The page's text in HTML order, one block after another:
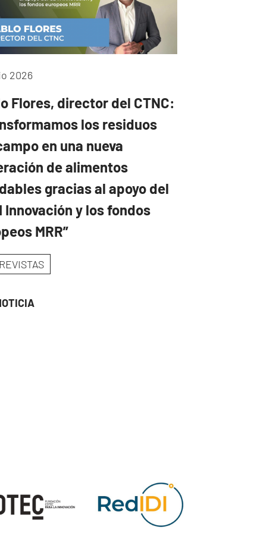
2026
Flores, director del CTNC:
los residuos
en una nueva
de alimentos
gracias al apoyo del
Innovación y los fondos
MRR”